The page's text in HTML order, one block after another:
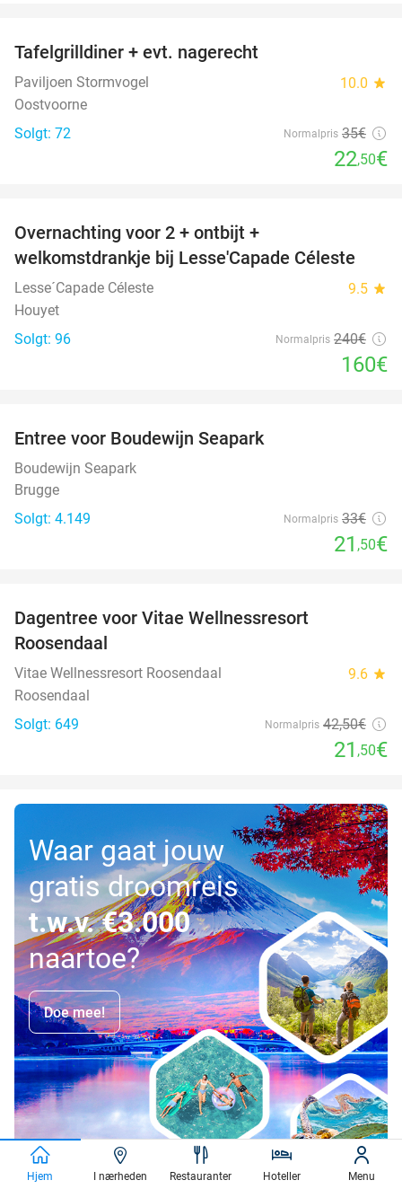
Tafelgrilldiner + evt. nagerecht
Paviljoen Stormvogel 10.0 star
Oostvoorne
Solgt: 72
Normalpris 35€
22,50€
Overnachting voor 2 + ontbijt +
welkomstdrankje bij Lesse'Capade Céleste
Lesse´Capade Céleste 9.5 star
Houyet
Solgt: 96
Normalpris 240€
160€
Entree voor Boudewijn Seapark
Boudewijn Seapark
Brugge
Solgt: 4.149
Normalpris 33€
21 ,50€
Dagentree voor Vitae Wellnessresort
Roosendaal
Vitae Wellnessresort Roosendaal 9.6 star
Roosendaal
Solgt: 649
Normalpris 42,50€
21 ,50€
Waar gaat jouw
gratis droomreis
t.w.v. €3.000
naartoe?
Doe mee!
Hjem I nærheden Restauranter Hoteller Menu